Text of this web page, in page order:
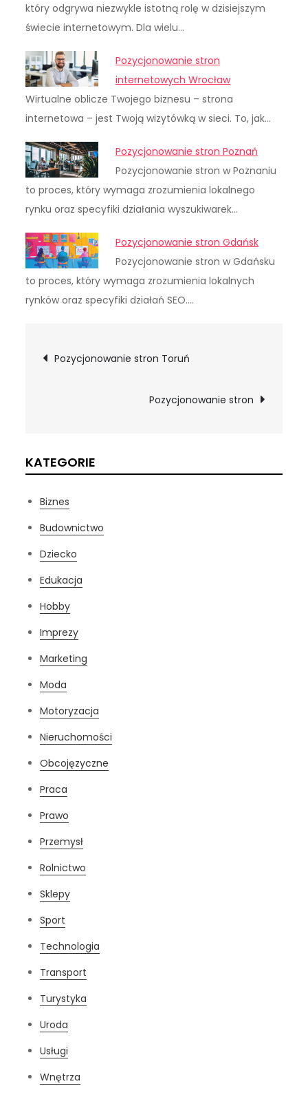
który odgrywa niezwykle istotną rolę w dzisiejszym
świecie internetowym. Dla wielu…
Pozycjonowanie stron
internetowych Wrocław
Wirtualne oblicze Twojego biznesu – strona
internetowa – jest Twoją wizytówką w sieci. To, jak…
Pozycjonowanie stron Poznań
Pozycjonowanie stron w Poznaniu
to proces, który wymaga zrozumienia lokalnego
rynku oraz specyfiki działania wyszukiwarek…
Pozycjonowanie stron Gdańsk
Pozycjonowanie stron w Gdańsku
to proces, który wymaga zrozumienia lokalnych
rynków oraz specyfiki działań SEO.…
Nawigacja
Pozycjonowanie stron Toruń
Pozycjonowanie stron
KATEGORIE
Biznes
Budownictwo
Dziecko
Edukacja
Hobby
Imprezy
Marketing
Moda
Motoryzacja
Nieruchomości
Obcojęzyczne
Praca
Prawo
Przemysł
Rolnictwo
Sklepy
Sport
Technologia
Transport
Turystyka
Uroda
Usługi
Wnętrza